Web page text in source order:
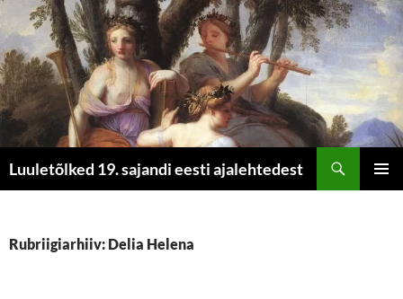
Luuletõlked 19. sajandi eesti ajalehtedest
Rubriigiarhiiv: Delia Helena